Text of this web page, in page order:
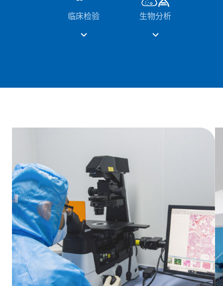
临床检验 生物分析